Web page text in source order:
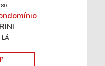
LÁ